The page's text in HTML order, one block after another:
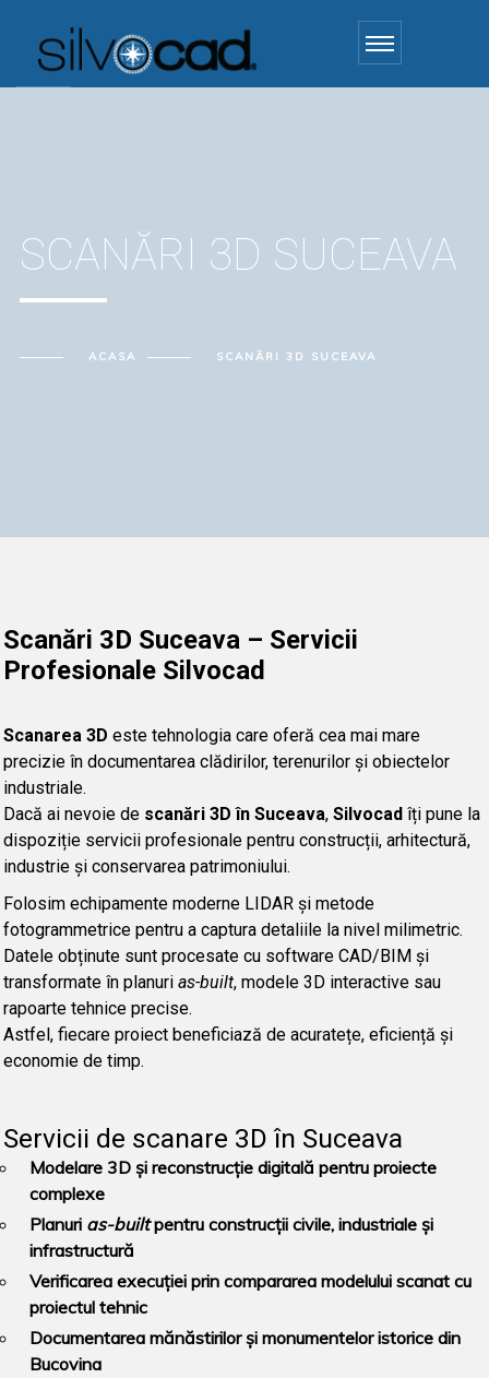
SCANĂRI 3D SUCEAVA
ACASA SCANĂRI 3D SUCEAVA
Scanări 3D Suceava – Servicii
Profesionale Silvocad
Scanarea 3D este tehnologia care oferă cea mai mare
precizie în documentarea clădirilor, terenurilor și obiectelor
industriale.
Dacă ai nevoie de scanări 3D în Suceava, Silvocadîți pune la
dispoziție servicii profesionale pentru construcții, arhitectură,
industrie și conservarea patrimoniului.
Folosim echipamente moderne LIDAR și metode
fotogrammetrice pentru a captura detaliile la nivel milimetric.
Datele obținute sunt procesate cu software CAD/BIM și
transformate în planuri as-built, modele 3D interactive sau
rapoarte tehnice precise.
Astfel, fiecare proiect beneficiază de acuratețe, eficiență și
economie de timp.
Servicii de scanare 3D în Suceava
Modelare 3D și reconstrucție digitală pentru proiecte
complexe
Planuri as-builtpentru construcții civile, industriale și
infrastructură
Verificarea execuției prin compararea modelului scanat cu
proiectul tehnic
Documentarea mănăstirilor și monumentelor istorice din
Bucovina